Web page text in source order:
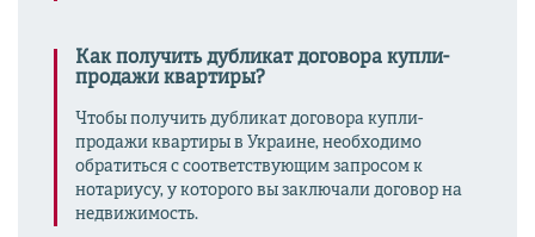
Как получить дубликат договора купли-
продажи квартиры?
Чтобы получить дубликат договора купли-
продажи квартиры в Украине, необходимо
обратиться с соответствующим запросом к
нотариусу, у которого вы заключали договор на
недвижимость.